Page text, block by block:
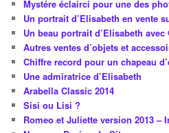
Mystére éclairci pour une des
Un portrait d’Elisabeth en vente
Un beau portrait d’Elisabeth
Autres ventes d’objets et
Chiffre record pour un chapeau
Une admiratrice d’Elisabeth
Arabella Classic 2014
Sisi ou Lisi ?
Romeo et Juliette version 2013 –